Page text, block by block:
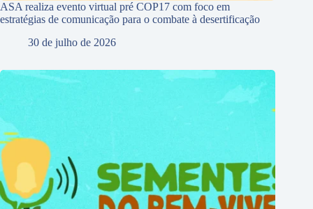
ASA realiza evento virtual pré COP17 com foco em
estratégias de comunicação para o combate à desertificação
30 de julho de 2026